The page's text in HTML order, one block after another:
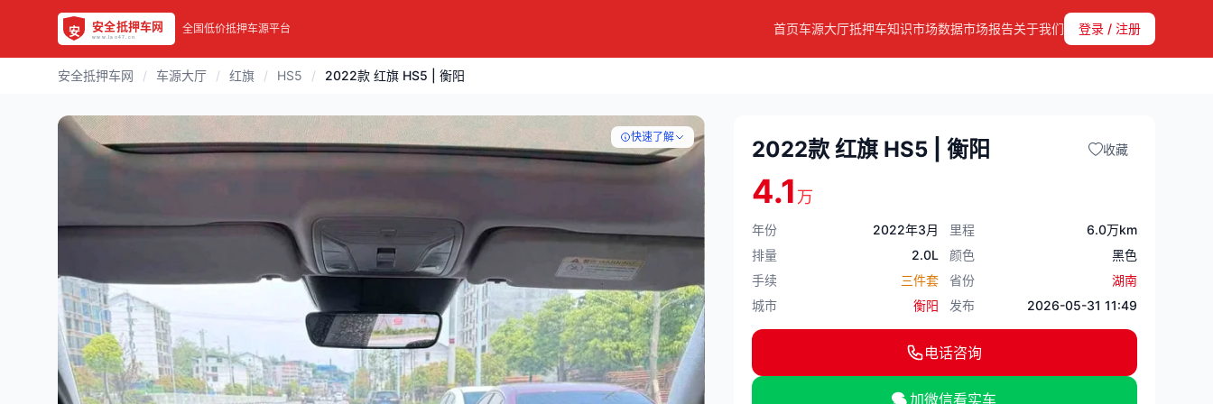
全国低价抵押车源平台 首页车源大厅抵押车知识市场数据市场报告关于我们 登录 / 注册
安全抵押车网 / 车源大厅 / 红旗 / HS5 / 2022款 红旗 HS5 | 衡阳
快速了解 2022款 红旗 HS5 | 衡阳 收藏
4.1 万
年份 2022年3月 里程
6.0万km
排量
2.0L 颜色
黑色
手续
三件套 省份
湖南
城市
衡阳 发布 2026-05-31 11:49
电话咨询
加微信看实车